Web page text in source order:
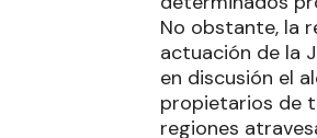
No obstante, la
actuación de la
en discusión el
propietarios de
regiones